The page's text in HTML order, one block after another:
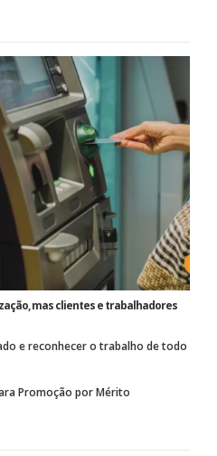
mas clientes e trabalhadores
e reconhecer o trabalho de todo
Promoção por Mérito